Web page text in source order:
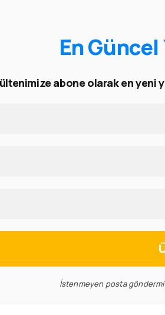
En Güncel
abone olarak en yeni
İstenmeyen posta